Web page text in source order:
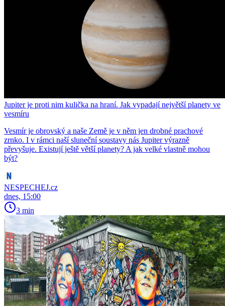
Jupiter je proti nim kulička na hraní. Jak vypadají největší planety ve
vesmíru
Vesmír je obrovský a naše Země je v něm jen drobné prachové
zrnko. I v rámci naší sluneční soustavy nás Jupiter výrazně
převyšuje. Existují ještě větší planety? A jak velké vlastně mohou
být?
NESPECHEJ.cz
dnes, 15:00
3 min